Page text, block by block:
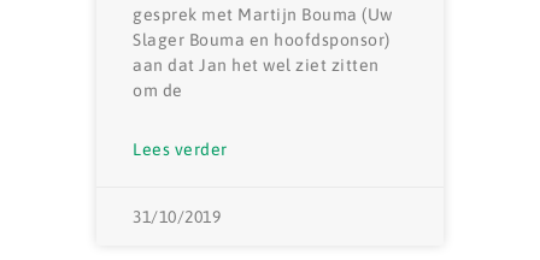
gesprek met Martijn Bouma (Uw
Slager Bouma en hoofdsponsor)
aan dat Jan het wel ziet zitten
om de
Lees verder
31/10/2019